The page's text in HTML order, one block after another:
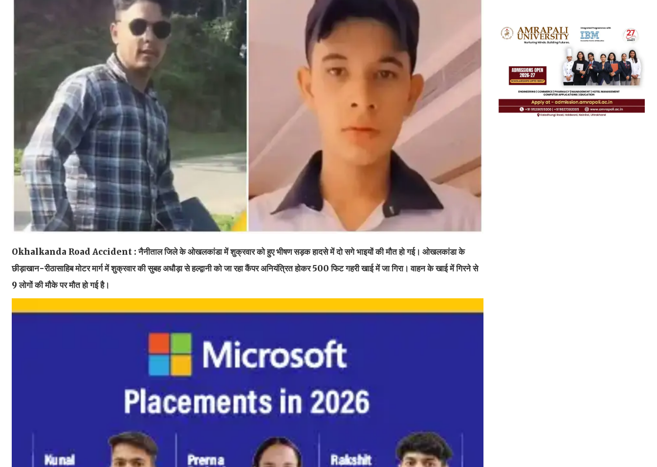
Okhalkanda Road Accident : नैनीताल जिले के ओखलकांडा में शुक्रवार को हुए भीषण सड़क हादसे में दो सगे भाइयों की मौत हो गई। ओखलकांडा के
छीड़ाखान-रीठासाहिब मोटर मार्ग में शुक्रवार की सुबह अधौड़ा से हल्द्वानी को जा रहा कैंपर अनियंत्रित होकर 500 फिट गहरी खाई में जा गिरा। वाहन के खाई में गिरने से
9 लोगों की मौके पर मौत हो गई है।